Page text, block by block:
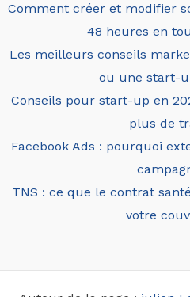
Comment créer et modifier
48 heures en
Les meilleurs conseils
ou une start-
Conseils pour start-up en
plus de
Facebook Ads : pourquoi
TNS : ce que le contrat
votre